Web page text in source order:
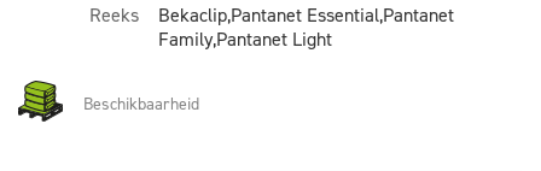
Reeks
Bekaclip,Pantanet Essential,Pantanet
Family,Pantanet Light
Beschikbaarheid